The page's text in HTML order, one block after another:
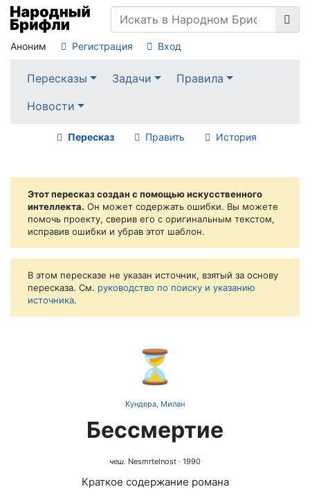
Аноним Регистрация Вход
Пересказы Задачи
Правила
Новости
Пересказ Править История
Этот пересказ создан с помощью искусственного
интеллекта. Он может содержать ошибки. Вы можете
помочь проекту, сверив его с оригинальным текстом,
исправив ошибки и убрав этот шаблон.
В этом пересказе не указан источник, взятый за основу
пересказа. См. руководство по поиску и указанию
источника.
⏳
Кундера, Милан
Бессмертие
чеш. Nesmrtelnost · 1990
Краткое содержание романа